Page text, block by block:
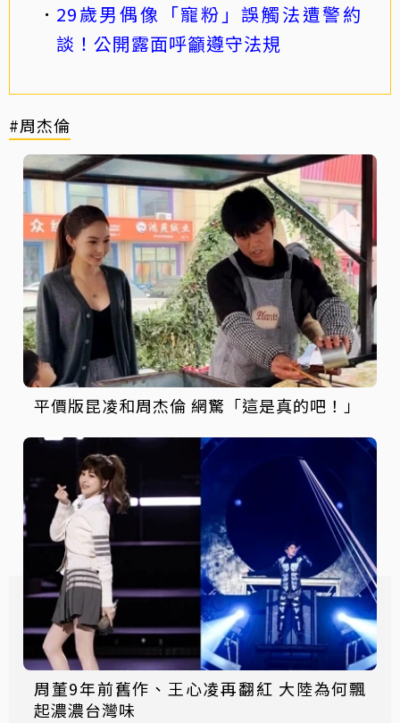
29歲男偶像「寵粉」誤觸法遭警約
談！公開露面呼籲遵守法規
#周杰倫
平價版昆凌和周杰倫 網驚「這是真的吧！」
周董9年前舊作、王心凌再翻紅 大陸為何飄
起濃濃台灣味